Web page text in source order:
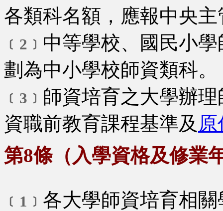
各類科名額，應報中央
﹝2﹞ 中等學校、國民小
劃為中小學校師資類科。
﹝3﹞ 師資培育之大學辦
資職前教育課程基準及
第8條（入學資格及修業
﹝1﹞ 各大學師資培育相